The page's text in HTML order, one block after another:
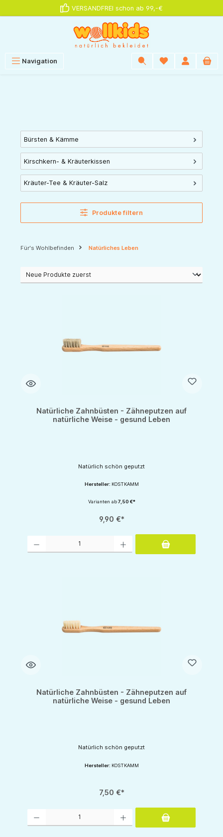
VERSANDFREI schon ab 99,-€
Navigation
Bürsten & Kämme
Kirschkern- & Kräuterkissen
Kräuter-Tee & Kräuter-Salz
Produkte filtern
Für's Wohlbefinden Natürliches Leben
Natürliche Zahnbüsten - Zähneputzen auf
natürliche Weise - gesund Leben
Natürlich schön geputzt
Hersteller: KOSTKAMM
Varianten ab7,50 €*
9,90 €*
Natürliche Zahnbüsten - Zähneputzen auf
natürliche Weise - gesund Leben
Natürlich schön geputzt
Hersteller: KOSTKAMM
7,50 €*